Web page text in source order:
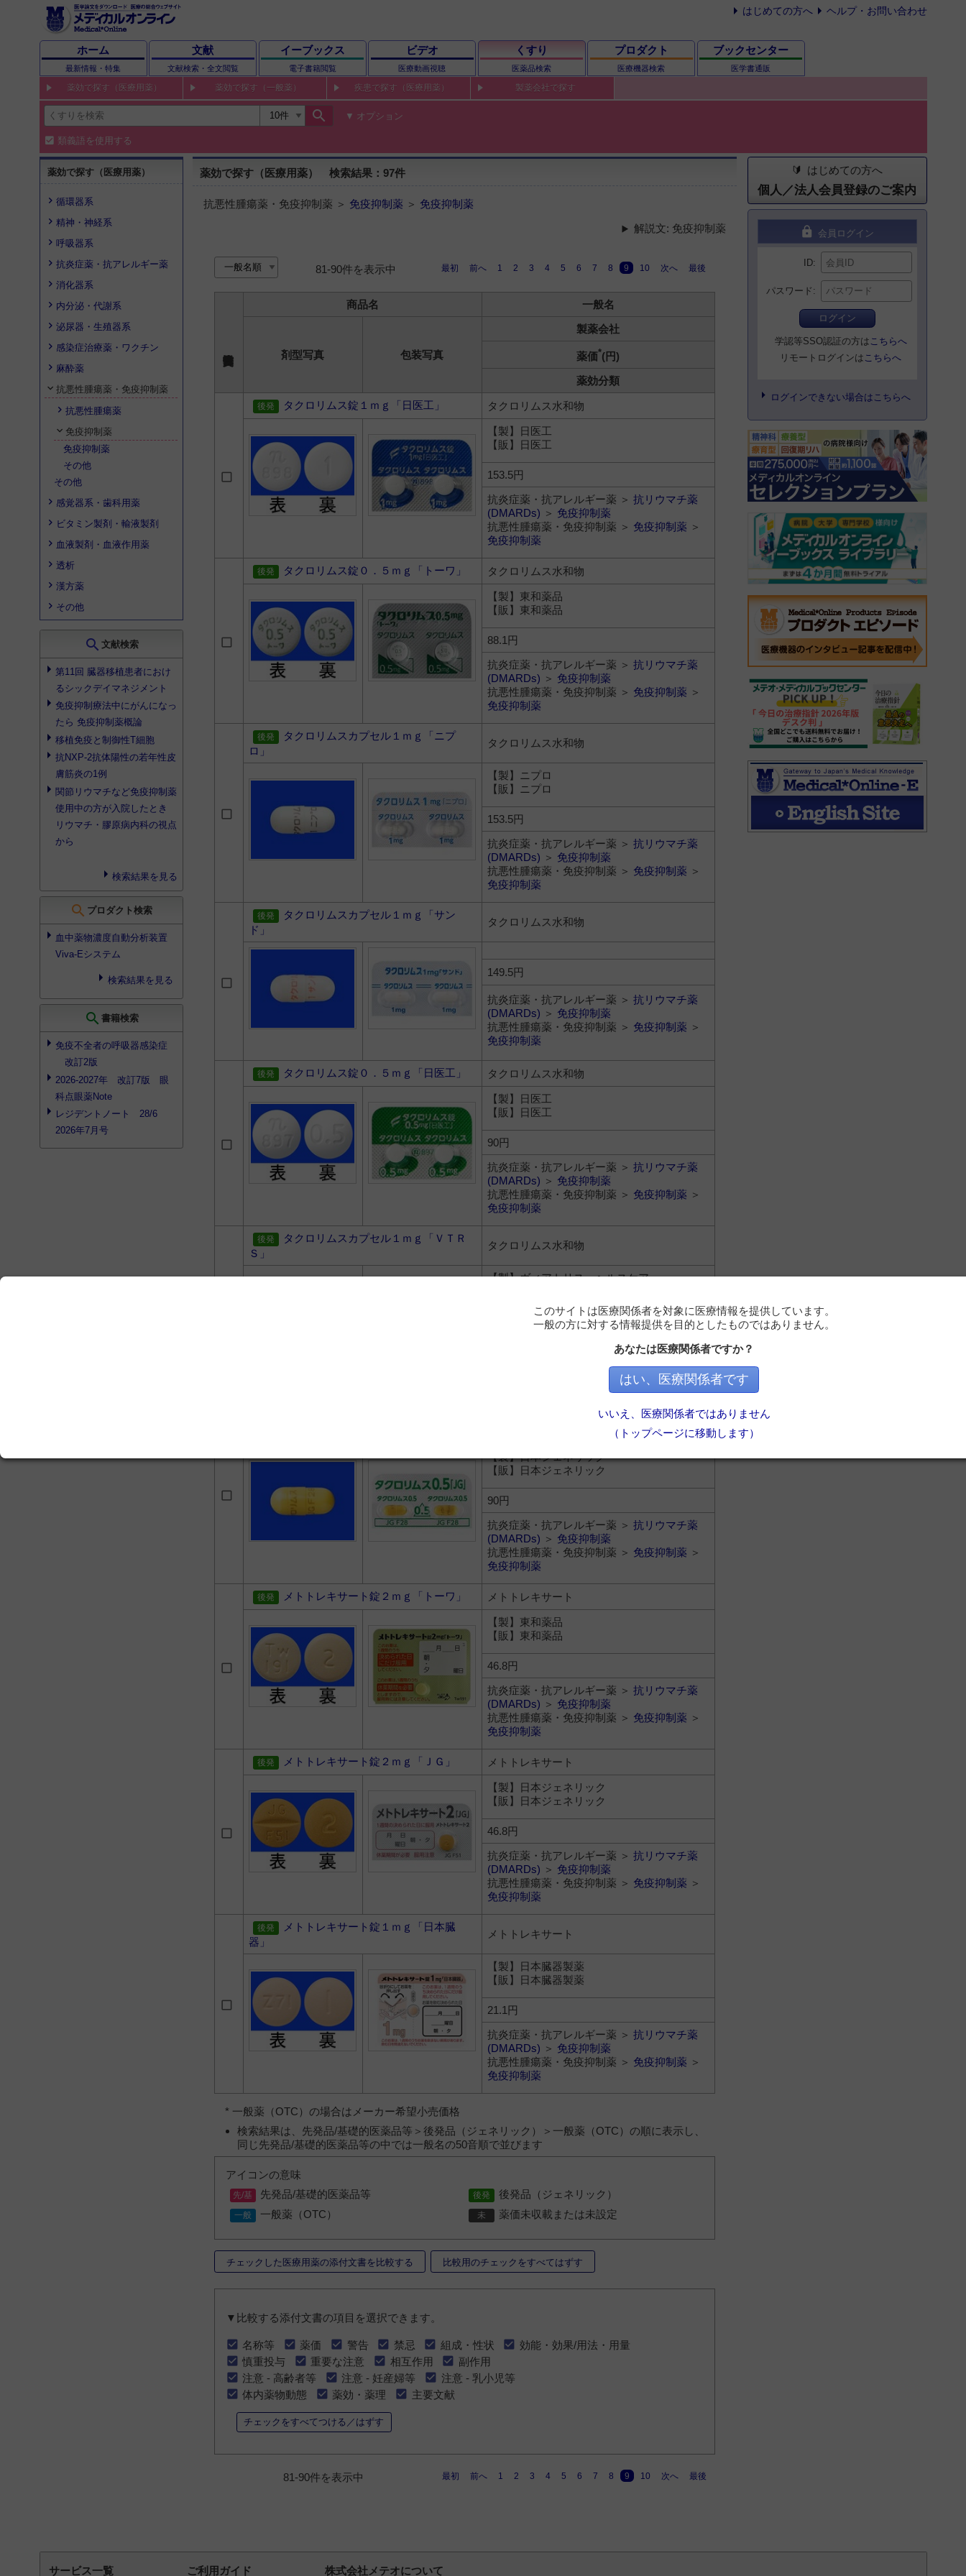
はじめての方へ ヘルプ・お問い合わせ
ホーム
最新情報・特集
文献
文献検索・全文閲覧
イーブックス
電子書籍閲覧
ビデオ
医療動画視聴
くすり
医薬品検索
プロダクト
医療機器検索
ブックセンター
医学書通販
薬効で探す（医療用薬） 薬効で探す（一般薬） 疾患で探す（医療用薬） 製薬会社で探す
search オプション
類義語を使用する
薬効で探す（医療用薬）
循環器系
精神・神経系
呼吸器系
抗炎症薬・抗アレルギー薬
消化器系
内分泌・代謝系
泌尿器・生殖器系
感染症治療薬・ワクチン
麻酔薬
抗悪性腫瘍薬・免疫抑制薬
抗悪性腫瘍薬
免疫抑制薬
免疫抑制薬
その他
その他
感覚器系・歯科用薬
ビタミン製剤・輸液製剤
血液製剤・血液作用薬
透析
漢方薬
その他
search 文献検索
第11回 臓器移植患者におけ
るシックデイマネジメント
免疫抑制療法中にがんになっ
たら 免疫抑制薬概論
移植免疫と制御性T細胞
抗NXP-2抗体陽性の若年性皮
膚筋炎の1例
関節リウマチなど免疫抑制薬
使用中の方が入院したとき
リウマチ・膠原病内科の視点
から
検索結果を見る
search プロダクト検索
血中薬物濃度自動分析装置
Viva-Eシステム
検索結果を見る
search 書籍検索
免疫不全者の呼吸器感染症
改訂2版
2026-2027年 改訂7版 眼
科点眼薬Note
レジデントノート 28/6
2026年7月号
薬効で探す（医療用薬） 検索結果：97件
抗悪性腫瘍薬・免疫抑制薬 ＞ 免疫抑制薬 ＞ 免疫抑制薬
解説文: 免疫抑制薬
81-90件を表示中 最初 前へ 1 2 3 4 5 6 7 8 9 10 次へ 最後
商品名 一般名
剤型写真 包装写真
製薬会社
薬価*(円)
薬効分類
タクロリムス錠１ｍｇ「日医工」
タクロリムス水和物
【製】日医工
【販】日医工
153.5円
抗炎症薬・抗アレルギー薬 ＞ 抗リウマチ薬
(DMARDs) ＞ 免疫抑制薬
抗悪性腫瘍薬・免疫抑制薬 ＞ 免疫抑制薬 ＞
免疫抑制薬
タクロリムス錠０．５ｍｇ「トーワ」 タクロリムス水和物
【製】東和薬品
【販】東和薬品
88.1円
抗炎症薬・抗アレルギー薬 ＞ 抗リウマチ薬
(DMARDs) ＞ 免疫抑制薬
抗悪性腫瘍薬・免疫抑制薬 ＞ 免疫抑制薬 ＞
免疫抑制薬
タクロリムスカプセル１ｍｇ「ニプ
ロ」
タクロリムス水和物
【製】ニプロ
【販】ニプロ
153.5円
抗炎症薬・抗アレルギー薬 ＞ 抗リウマチ薬
(DMARDs) ＞ 免疫抑制薬
抗悪性腫瘍薬・免疫抑制薬 ＞ 免疫抑制薬 ＞
免疫抑制薬
タクロリムスカプセル１ｍｇ「サン
ド」
タクロリムス水和物
149.5円
抗炎症薬・抗アレルギー薬 ＞ 抗リウマチ薬
(DMARDs) ＞ 免疫抑制薬
抗悪性腫瘍薬・免疫抑制薬 ＞ 免疫抑制薬 ＞
免疫抑制薬
タクロリムス錠０．５ｍｇ「日医工」 タクロリムス水和物
【製】日医工
【販】日医工
90円
抗炎症薬・抗アレルギー薬 ＞ 抗リウマチ薬
(DMARDs) ＞ 免疫抑制薬
抗悪性腫瘍薬・免疫抑制薬 ＞ 免疫抑制薬 ＞
免疫抑制薬
タクロリムスカプセル１ｍｇ「ＶＴＲ
Ｓ」
タクロリムス水和物
【製】ヴィアトリス・ヘルスケア
抗炎症薬・抗アレルギー薬 ＞抗リウマチ薬
抗悪性腫瘍薬・免疫抑制薬 ＞免疫抑制薬＞
【製】日本ジェネリック
【販】日本ジェネリック
90円
抗炎症薬・抗アレルギー薬 ＞ 抗リウマチ薬
(DMARDs) ＞ 免疫抑制薬
抗悪性腫瘍薬・免疫抑制薬 ＞ 免疫抑制薬 ＞
免疫抑制薬
メトトレキサート錠２ｍｇ「トーワ」 メトトレキサート
【製】東和薬品
【販】東和薬品
46.8円
抗炎症薬・抗アレルギー薬 ＞ 抗リウマチ薬
(DMARDs) ＞ 免疫抑制薬
抗悪性腫瘍薬・免疫抑制薬 ＞ 免疫抑制薬 ＞
免疫抑制薬
メトトレキサート錠２ｍｇ「ＪＧ」 メトトレキサート
【製】日本ジェネリック
【販】日本ジェネリック
46.8円
抗炎症薬・抗アレルギー薬 ＞ 抗リウマチ薬
(DMARDs) ＞ 免疫抑制薬
抗悪性腫瘍薬・免疫抑制薬 ＞ 免疫抑制薬 ＞
免疫抑制薬
メトトレキサート錠１ｍｇ「日本臓
器」
メトトレキサート
【製】日本臓器製薬
【販】日本臓器製薬
21.1円
抗炎症薬・抗アレルギー薬 ＞ 抗リウマチ薬
(DMARDs) ＞ 免疫抑制薬
抗悪性腫瘍薬・免疫抑制薬 ＞ 免疫抑制薬 ＞
免疫抑制薬
* 一般薬（OTC）の場合はメーカー希望小売価格
検索結果は、先発品/基礎的医薬品等＞後発品（ジェネリック）＞一般薬（OTC）の順に表示し、
同じ先発品/基礎的医薬品等の中では一般名の50音順で並びます
アイコンの意味
先発品/基礎的医薬品等
後発品（ジェネリック）
一般薬（OTC）
薬価未収載または未設定
チェックした医療用薬の添付文書を比較する 比較用のチェックをすべてはずす
▼比較する添付文書の項目を選択できます。
名称等 薬価 警告 禁忌 組成・性状
効能・効果/用法・用量
慎重投与
重要な注意 相互作用
副作用
注意 - 高齢者等
注意 - 妊産婦等
注意 - 乳小児等
体内薬物動態
薬効・薬理 主要文献
チェックをすべてつける／はずす
81-90件を表示中 最初 前へ 1 2 3 4 5 6 7 8 9 10 次へ 最後
はじめての方へ
個人／法人会員登録のご案内
lock 会員ログイン
ID
パスワード
ログイン
学認等SSO認証の方は こちらへ
リモートログインは こちらへ
ログインできない場合はこちらへ
サービス一覧 ご利用ガイド 株式会社メテオについて
このサイトは医療関係者を対象に医療情報を提供しています。
一般の方に対する情報提供を目的としたものではありません。
あなたは医療関係者ですか？
はい、医療関係者です
いいえ、医療関係者ではありません
（トップページに移動します）